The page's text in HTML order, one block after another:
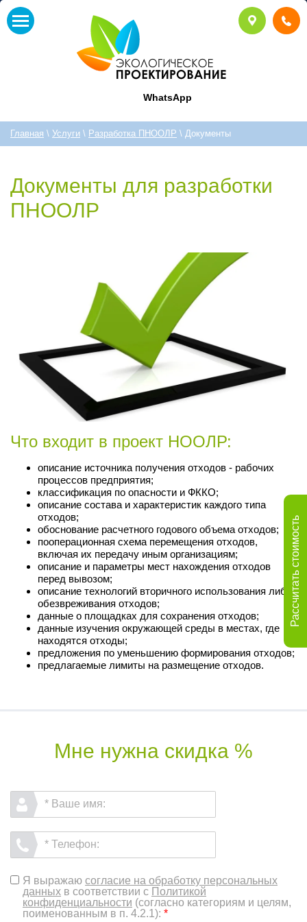
Рассчитать стоимость
WhatsApp
Главная \ Услуги \ Разработка ПНООЛР \ Документы
Документы для разработки
ПНООЛР
Что входит в проект НООЛР:
описание источника получения отходов - рабочих
процессов предприятия;
классификация по опасности и ФККО;
описание состава и характеристик каждого типа
отходов;
обоснование расчетного годового объема отходов;
пооперационная схема перемещения отходов,
включая их передачу иным организациям;
описание и параметры мест нахождения отходов
перед вывозом;
описание технологий вторичного использования либо
обезвреживания отходов;
данные о площадках для сохранения отходов;
данные изучения окружающей среды в местах, где
находятся отходы;
предложения по уменьшению формирования отходов;
предлагаемые лимиты на размещение отходов.
Мне нужна скидка %
Я выражаю согласие на обработку персональных
данных в соответствии с Политикой
конфиденциальности (согласно категориям и целям,
поименованным в п. 4.2.1): *